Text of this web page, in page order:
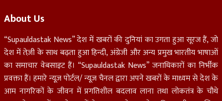
About Us
“Supauldastak News” देश में खबरों की दुनियां का उगता हुआ सूरज हैं, जो
देश में तेज़ी के साथ बढ़ता हुआ हिन्दी, अंग्रेजी और अन्य प्रमुख भारतीय भाषाओं
का समाचार वेबसाइट हैं। “Supauldastak News” जनाधिकारों का निर्भीक
प्रवक्ता हैं। हमारे न्यूज़ पोर्टल/ न्यूज़ चैनल द्वारा अपने खबरों के माध्यम से देश के
आम नागरिकों के जीवन में प्रगतिशील बदलाव लाना तथा लोकतंत्र के चौथे